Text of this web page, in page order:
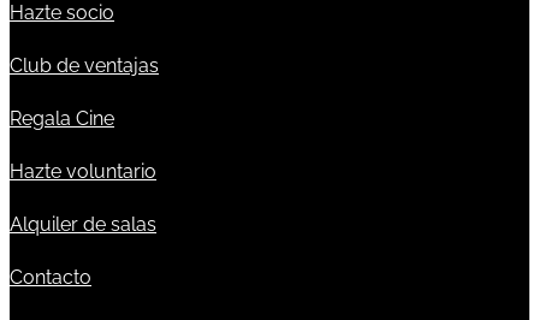
Hazte socio
Club de ventajas
Regala Cine
Hazte voluntario
Alquiler de salas
Contacto